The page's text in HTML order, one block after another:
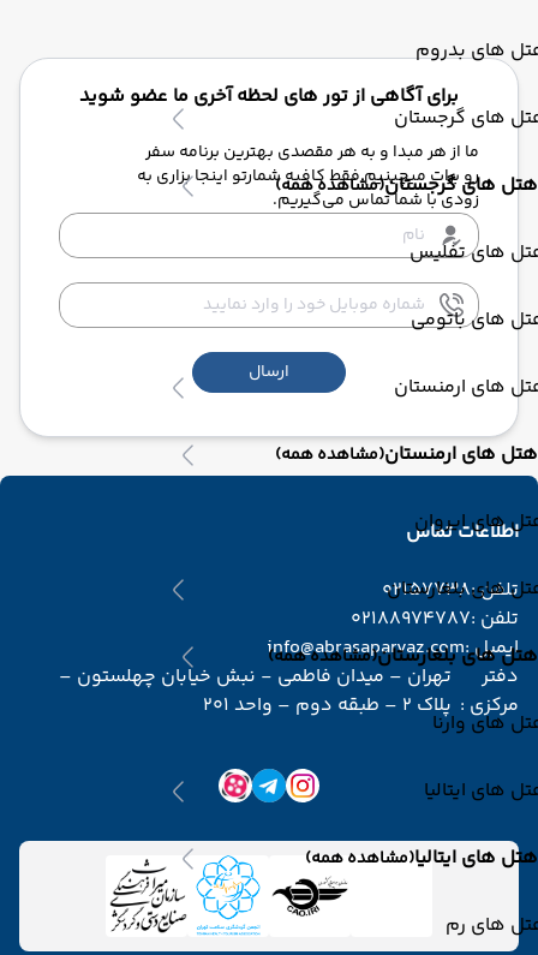
های بدروم
های گرجستان
هتل های گرجستان(مشاهده همه)
های تفلیس
های باتومی
های ارمنستان
هتل های ارمنستان(مشاهده همه)
های ایروان
های بلغارستان
هتل های بلغارستان(مشاهده همه)
های وارنا
های ایتالیا
هتل های ایتالیا(مشاهده همه)
های رم
برای آگاهی از تور های لحظه آخری ما عضو شوید
ما از هر مبدا و به هر مقصدی بهترین برنامه سفر
رو برات میچینیم فقط کافیه شمارتو اینجا بزاری به
زودی با شما تماس می‌گیریم.
ارسال
اطلاعات تماس
تلفن :02157738
تلفن :02188974787
ایمیل :info@abrasaparvaz.com
دفتر
مرکزی :
تهران – میدان فاطمی - نبش خیابان چهلستون –
پلاک 2 – طبقه دوم – واحد 201